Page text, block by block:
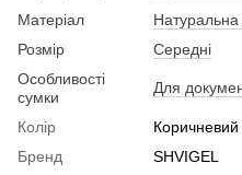
Матеріал
Натуральна
Розмір
Середні
Особливості
сумки
Для
Колір
Коричневий
Бренд
SHVIGEL